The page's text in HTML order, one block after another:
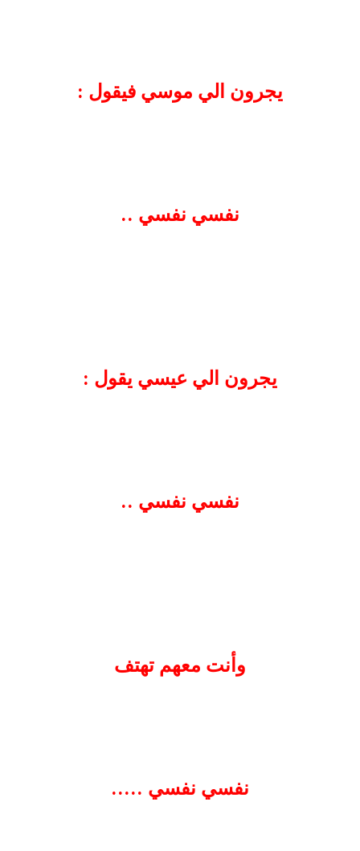
يجرون الي موسي فيقول :
نفسي نفسي ..
يجرون الي عيسي يقول :
نفسي نفسي ..
وأنت معهم تهتف
نفسي نفسي .....